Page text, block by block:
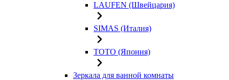
LAUFEN (Швейцария)
SIMAS (Италия)
TOTO (Япония)
Зеркала для ванной комнаты